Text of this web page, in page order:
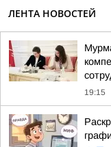
ЛЕНТА НОВОСТЕЙ
19:15